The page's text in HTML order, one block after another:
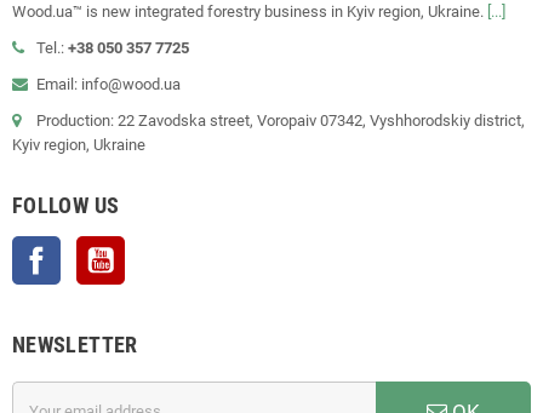
Wood.ua™ is new integrated forestry business in Kyiv region, Ukraine. [...]
Tel.: +38 050 357 7725
Email: info@wood.ua
Production: 22 Zavodska street, Voropaiv 07342, Vyshhorodskiy district,
Kyiv region, Ukraine
FOLLOW US
Facebook
NEWSLETTER